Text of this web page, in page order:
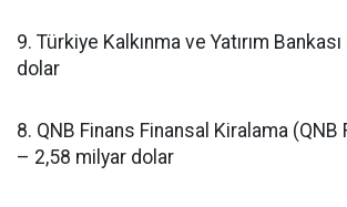
9. Türkiye Kalkınma ve Yatırım
dolar
8. QNB Finans Finansal Kiralama
– 2,58 milyar dolar